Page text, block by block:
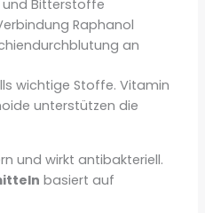
und Bitterstoffe
Raphanol
an
wichtige Stoffe. Vitamin
unterstützen die
und wirkt antibakteriell.
basiert auf